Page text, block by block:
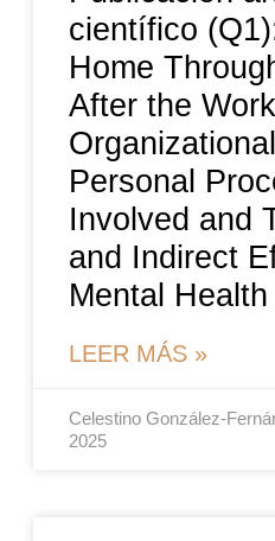
científico
Home
After the
Personal
Involved and
and Indirect
Mental Health
LEER MÁS »
Celestino González-
2025